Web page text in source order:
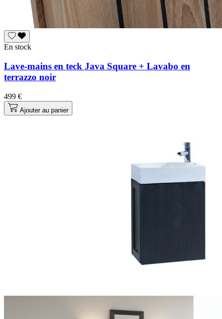
En stock
Lave-mains en teck Java Square + Lavabo en
terrazzo noir
499 €
Ajouter au panier